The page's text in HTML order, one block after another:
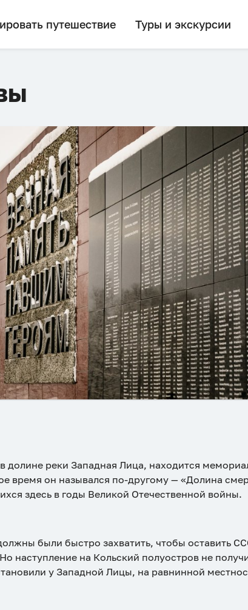
путешествие Туры и экскурсии
долине реки Западная Лица, находится
время он назывался по-другому — «Долина
здесь в годы Великой Отечественной войны.
были быстро захватить, чтобы оставить
наступление на Кольский полуостров не
у Западной Лицы, на равнинной